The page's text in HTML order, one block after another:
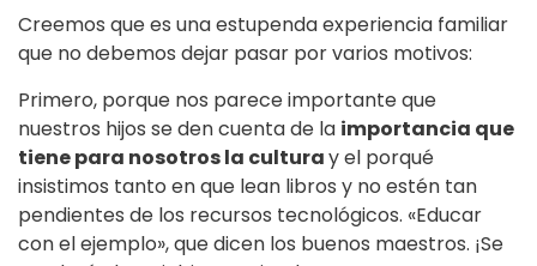
Creemos que es una estupenda experiencia familiar
que no debemos dejar pasar por varios motivos:
Primero, porque nos parece importante que
nuestros hijos se den cuenta de la importancia que
tiene para nosotros la culturay el porqué
insistimos tanto en que lean libros y no estén tan
pendientes de los recursos tecnológicos. «Educar
con el ejemplo», que dicen los buenos maestros. ¡Se